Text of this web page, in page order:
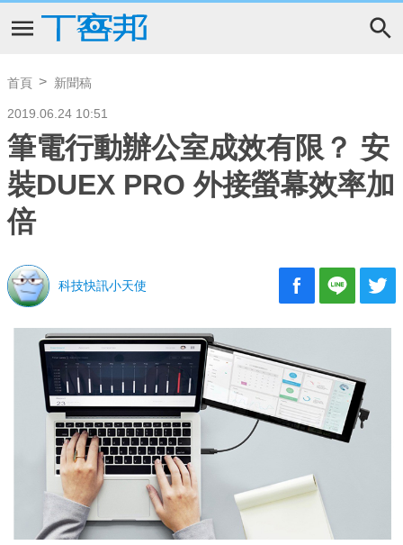
首頁 新聞稿
2019.06.24 10:51
筆電行動辦公室成效有限？ 安
裝DUEX PRO 外接螢幕效率加
倍
科技快訊小天使